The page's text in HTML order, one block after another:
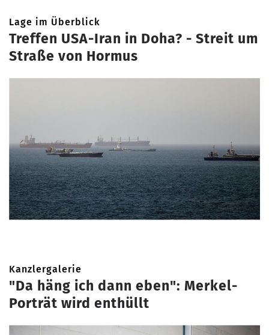
Lage im Überblick
Treffen USA-Iran in Doha? - Streit um
Straße von Hormus
Kanzlergalerie
"Da häng ich dann eben": Merkel-
Porträt wird enthüllt